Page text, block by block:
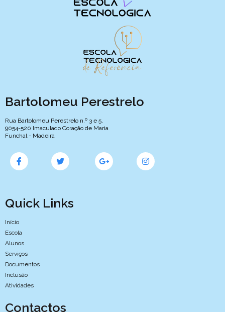
Bartolomeu Perestrelo
Rua Bartolomeu Perestrelo n.º 3 e 5,
9054-520 Imaculado Coração de Maria
Funchal - Madeira
Quick Links
Início
Escola
Alunos
Serviços
Documentos
Inclusão
Atividades
Contactos